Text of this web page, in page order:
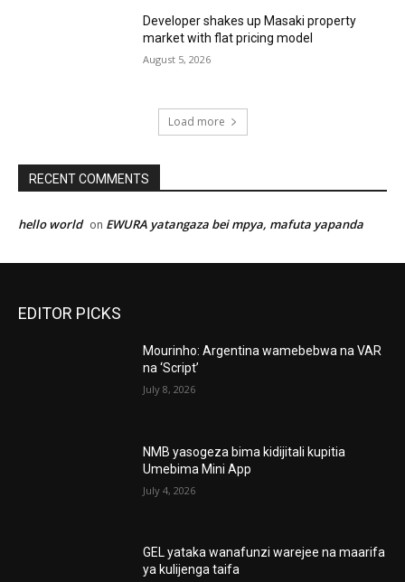
Developer shakes up Masaki property
market with flat pricing model
August 5, 2026
Load more
RECENT COMMENTS
hello world on EWURA yatangaza bei mpya, mafuta yapanda
EDITOR PICKS
Mourinho: Argentina wamebebwa na VAR
na ‘Script’
July 8, 2026
NMB yasogeza bima kidijitali kupitia
Umebima Mini App
July 4, 2026
GEL yataka wanafunzi warejee na maarifa
ya kulijenga taifa